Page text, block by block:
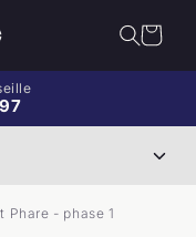
Panier
Phare - phase 1